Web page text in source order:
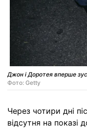
Джон і Доротея вперше
Фото: Getty
Через чотири дні
відсутня на показі